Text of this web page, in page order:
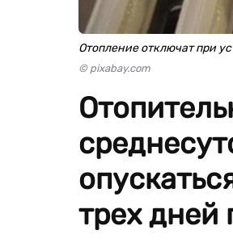
Отопление отключат при
© pixabay.com
трех дней